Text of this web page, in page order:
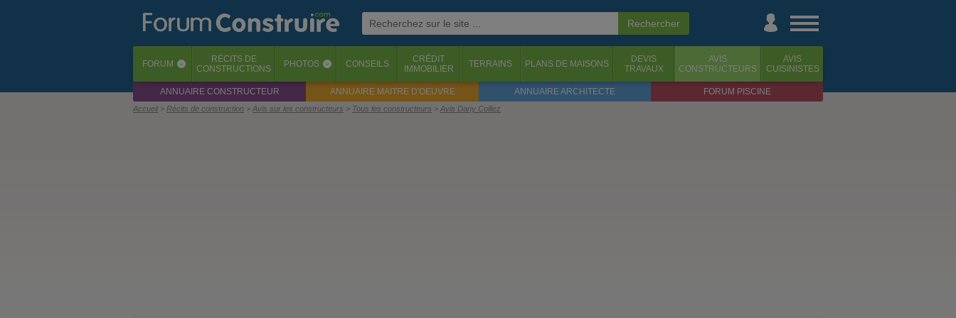
FORUM ‹ RÉCITS DE
CONSTRUCTIONS
PHOTOS ‹ CONSEILS
CRÉDIT
IMMOBILIER
TERRAINS PLANS DE MAISONS
DEVIS
TRAVAUX
AVIS
CONSTRUCTEURS
AVIS
CUISINISTES
ANNUAIRE CONSTRUCTEUR ANNUAIRE MAITRE D'OEUVRE ANNUAIRE ARCHITECTE FORUM PISCINE
Accueil Récits de construction Avis sur les constructeurs Tous les constructeurs Avis Dany Colliez